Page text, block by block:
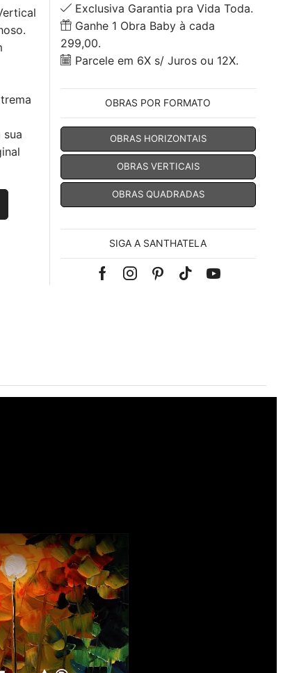
sua
Exclusiva Garantia pra Vida Toda.
Ganhe 1 Obra Baby à cada
299,00.
Parcele em 6X s/ Juros ou 12X.
OBRAS POR FORMATO
OBRAS HORIZONTAIS
OBRAS VERTICAIS
OBRAS QUADRADAS
SIGA A SANTHATELA
FacebookInstagramPinterest
Tik-Youtube